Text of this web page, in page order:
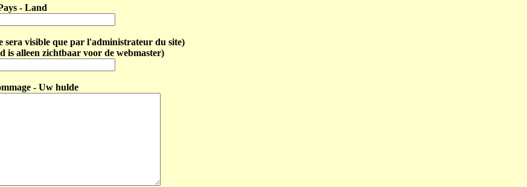
- Land
sera visible que par l'administrateur du site)
is alleen zichtbaar voor de webmaster)
- Uw hulde